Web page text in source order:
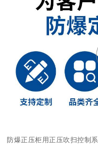
防爆正压柜用正压吹扫控制